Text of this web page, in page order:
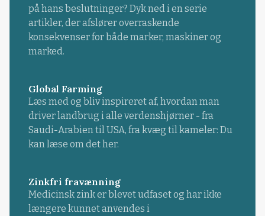
på hans beslutninger? Dyk ned i en serie
artikler, der afslører overraskende
konsekvenser for både marker, maskiner og
marked.
Global Farming
Læs med og bliv inspireret af, hvordan man
driver landbrug i alle verdenshjørner - fra
Saudi-Arabien til USA, fra kvæg til kameler: Du
kan læse om det her.
Zinkfri fravænning
Medicinsk zink er blevet udfaset og har ikke
længere kunnet anvendes i